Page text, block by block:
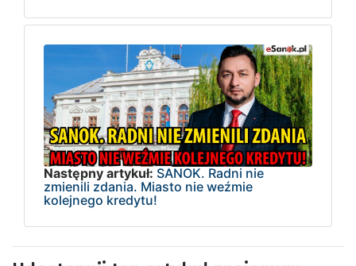
Następny artykuł: SANOK. Radni nie
zmienili zdania. Miasto nie weźmie
kolejnego kredytu!